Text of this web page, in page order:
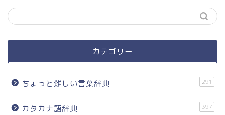
カテゴリー
ちょっと難しい言葉辞典 291
カタカナ語辞典 397